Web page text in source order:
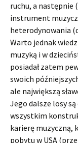
ruchu, a następnie
instrument
heterodynowania
Warto jednak
muzyką i w
posiadał zatem
swoich
ale największą
Jego dalsze losy
wszystkim
karierę muzyczną,
pobytu w USA